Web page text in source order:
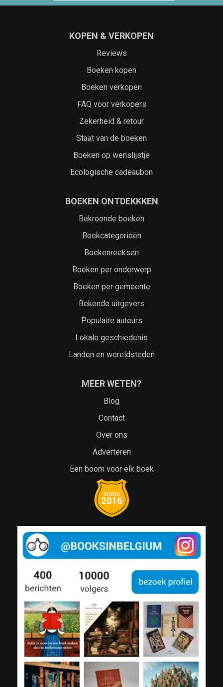
KOPEN & VERKOPEN
Reviews
Boeken kopen
Boeken verkopen
FAQ voor verkopers
Zekerheid & retour
Staat van de boeken
Boeken op wenslijstje
Ecologische cadeaubon
BOEKEN ONTDEKKKEN
Bekroonde boeken
Boekcategorieën
Boekenreeksen
Boeken per onderwerp
Boeken per gemeente
Bekende uitgevers
Populaire auteurs
Lokale geschiedenis
Landen en wereldsteden
MEER WETEN?
Blog
Contact
Over ons
Adverteren
Een boom voor elk boek